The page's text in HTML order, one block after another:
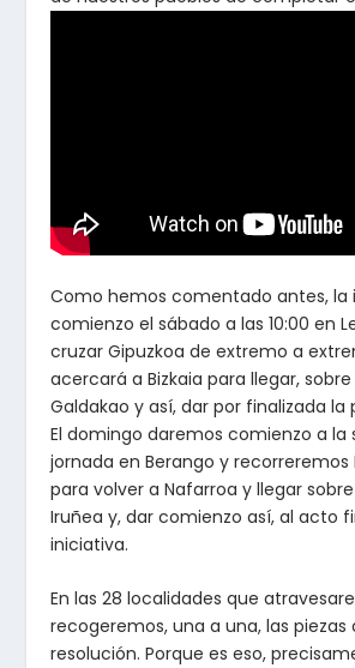
Como hemos comentado antes, la
comienzo el sábado a las 10:00 en
cruzar Gipuzkoa de extremo a
acercará a Bizkaia para llegar, sobre
Galdakao y así, dar por finalizada la
El domingo daremos comienzo a la
jornada en Berango y recorreremos
para volver a Nafarroa y llegar sobre
Iruñea y, dar comienzo así, al acto
iniciativa.
En las 28 localidades que
recogeremos, una a una, las piezas
resolución. Porque es eso,